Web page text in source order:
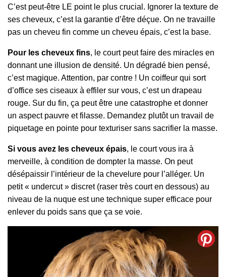
C’est peut-être LE point le plus crucial. Ignorer la texture de
ses cheveux, c’est la garantie d’être déçue. On ne travaille
pas un cheveu fin comme un cheveu épais, c’est la base.
Pour les cheveux fins, le court peut faire des miracles en
donnant une illusion de densité. Un dégradé bien pensé,
c’est magique. Attention, par contre ! Un coiffeur qui sort
d’office ses ciseaux à effiler sur vous, c’est un drapeau
rouge. Sur du fin, ça peut être une catastrophe et donner
un aspect pauvre et filasse. Demandez plutôt un travail de
piquetage en pointe pour texturiser sans sacrifier la masse.
Si vous avez les cheveux épais, le court vous ira à
merveille, à condition de dompter la masse. On peut
désépaissir l’intérieur de la chevelure pour l’alléger. Un
petit « undercut » discret (raser très court en dessous) au
niveau de la nuque est une technique super efficace pour
enlever du poids sans que ça se voie.